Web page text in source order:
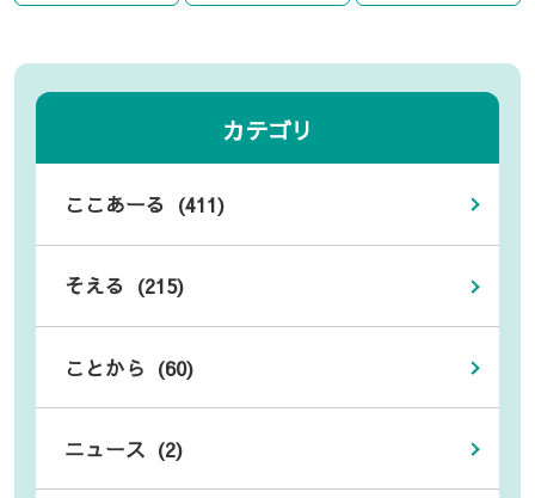
カテゴリ
ここあーる (411)
そえる (215)
ことから (60)
ニュース (2)